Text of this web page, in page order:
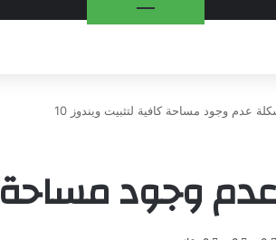
عدم وجود مساحة كافية لتثبيت ويندوز 10
وجود مساحة